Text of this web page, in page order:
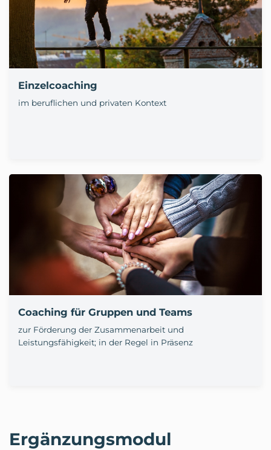
Einzelcoaching
im beruflichen und privaten Kontext
Coaching für Gruppen und Teams
zur Förderung der Zusammenarbeit und
Leistungsfähigkeit; in der Regel in Präsenz
Ergänzungsmodul